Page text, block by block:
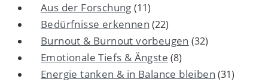
Aus der Forschung (11)
Bedürfnisse erkennen (22)
Burnout & Burnout vorbeugen (32)
Emotionale Tiefs & Ängste (8)
Energie tanken & in Balance bleiben (31)